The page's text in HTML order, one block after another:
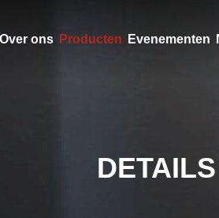
Over ons Producten Evenementen